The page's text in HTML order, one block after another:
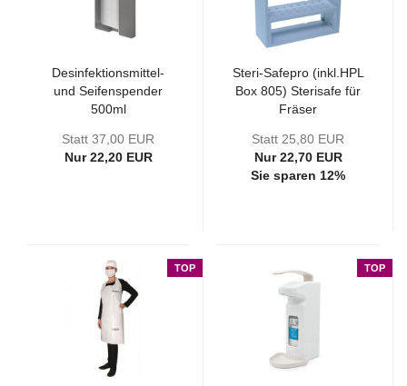
Desinfektionsmittel-
und Seifenspender
500ml
Statt 37,00 EUR
Nur 22,20 EUR
Steri-Safepro (inkl.HPL
Box 805) Sterisafe für
Fräser
Statt 25,80 EUR
Nur 22,70 EUR
Sie sparen 12%
TOP TOP